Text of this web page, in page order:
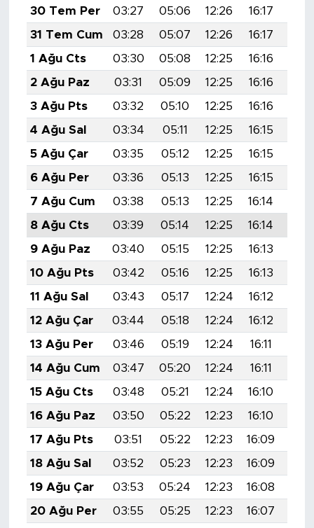
30 Tem Per
03:27 05:06 12:26 16:17
31 Tem Cum
03:28 05:07 12:26 16:17
1 Ağu Cts
03:30 05:08 12:25 16:16
2 Ağu Paz
03:31 05:09 12:25 16:16
3 Ağu Pts
03:32 05:10 12:25 16:16
4 Ağu Sal
03:34 05:11 12:25 16:15
5 Ağu Çar
03:35 05:12 12:25 16:15
6 Ağu Per
03:36 05:13 12:25 16:15
7 Ağu Cum
03:38 05:13 12:25 16:14
8 Ağu Cts
03:39 05:14 12:25 16:14
9 Ağu Paz
03:40 05:15 12:25 16:13
10 Ağu Pts
03:42 05:16 12:25 16:13
11 Ağu Sal
03:43 05:17 12:24 16:12
12 Ağu Çar
03:44 05:18 12:24 16:12
13 Ağu Per
03:46 05:19 12:24 16:11
14 Ağu Cum
03:47 05:20 12:24 16:11
15 Ağu Cts
03:48 05:21 12:24 16:10
16 Ağu Paz
03:50 05:22 12:23 16:10
17 Ağu Pts
03:51 05:22 12:23 16:09
18 Ağu Sal
03:52 05:23 12:23 16:09
19 Ağu Çar
03:53 05:24 12:23 16:08
20 Ağu Per
03:55 05:25 12:23 16:07